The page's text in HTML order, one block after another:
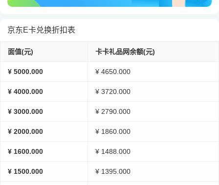
京东E卡兑换折扣表
面值(元) 卡卡礼品网余额(元)
¥ 5000.000 ¥ 4650.000
¥ 4000.000 ¥ 3720.000
¥ 3000.000 ¥ 2790.000
¥ 2000.000 ¥ 1860.000
¥ 1600.000 ¥ 1488.000
¥ 1500.000 ¥ 1395.000